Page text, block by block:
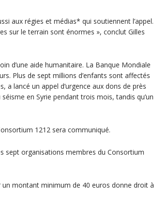
aux régies et médias* qui soutiennent l’appel.
sur le terrain sont énormes », conclut Gilles
d’une aide humanitaire. La Banque Mondiale
Plus de sept millions d’enfants sont affectés
a lancé un appel d’urgence aux dons de près
en Syrie pendant trois mois, tandis qu’un
1212 sera communiqué.
sept organisations membres du Consortium
montant minimum de 40 euros donne droit à